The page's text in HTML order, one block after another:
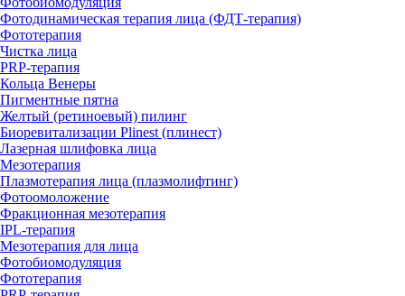
Фотодинамическая терапия лица (ФДТ-терапия)
Фототерапия
Чистка лица
PRP-терапия
Кольца Венеры
Пигментные пятна
Желтый (ретиноевый) пилинг
Биоревитализации Plinest (плинест)
Лазерная шлифовка лица
Мезотерапия
Плазмотерапия лица (плазмолифтинг)
Фотоомоложение
Фракционная мезотерапия
IPL‑терапия
Мезотерапия для лица
Фотобиомодуляция
Фототерапия